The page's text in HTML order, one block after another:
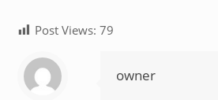
Post Views: 79
owner